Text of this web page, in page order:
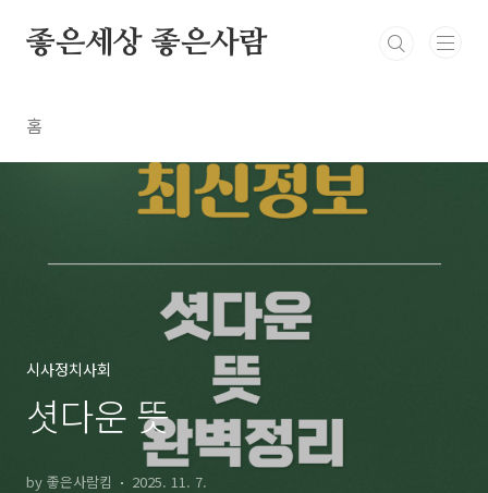
좋은세상 좋은사람
홈
시사정치사회
셧다운 뜻
by 좋은사람킴 2025. 11. 7.